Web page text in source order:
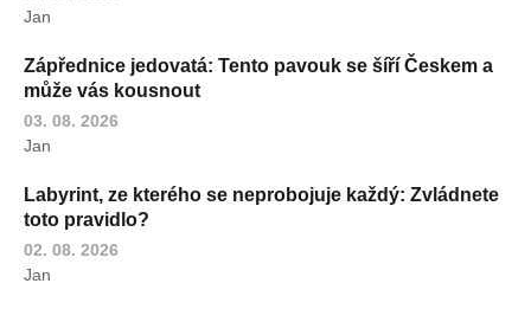
Jan
Zápřednice jedovatá: Tento pavouk se šíří Českem a
může vás kousnout
03. 08. 2026
Jan
Labyrint, ze kterého se neprobojuje každý: Zvládnete
toto pravidlo?
02. 08. 2026
Jan